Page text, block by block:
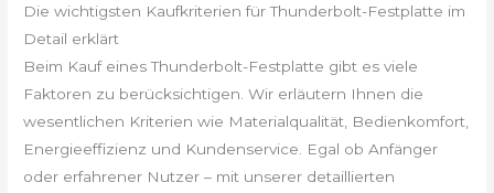
Die wichtigsten Kaufkriterien für Thunderbolt-Festplatte im
Detail erklärt
Beim Kauf eines Thunderbolt-Festplatte gibt es viele
Faktoren zu berücksichtigen. Wir erläutern Ihnen die
wesentlichen Kriterien wie Materialqualität, Bedienkomfort,
Energieeffizienz und Kundenservice. Egal ob Anfänger
oder erfahrener Nutzer – mit unserer detaillierten